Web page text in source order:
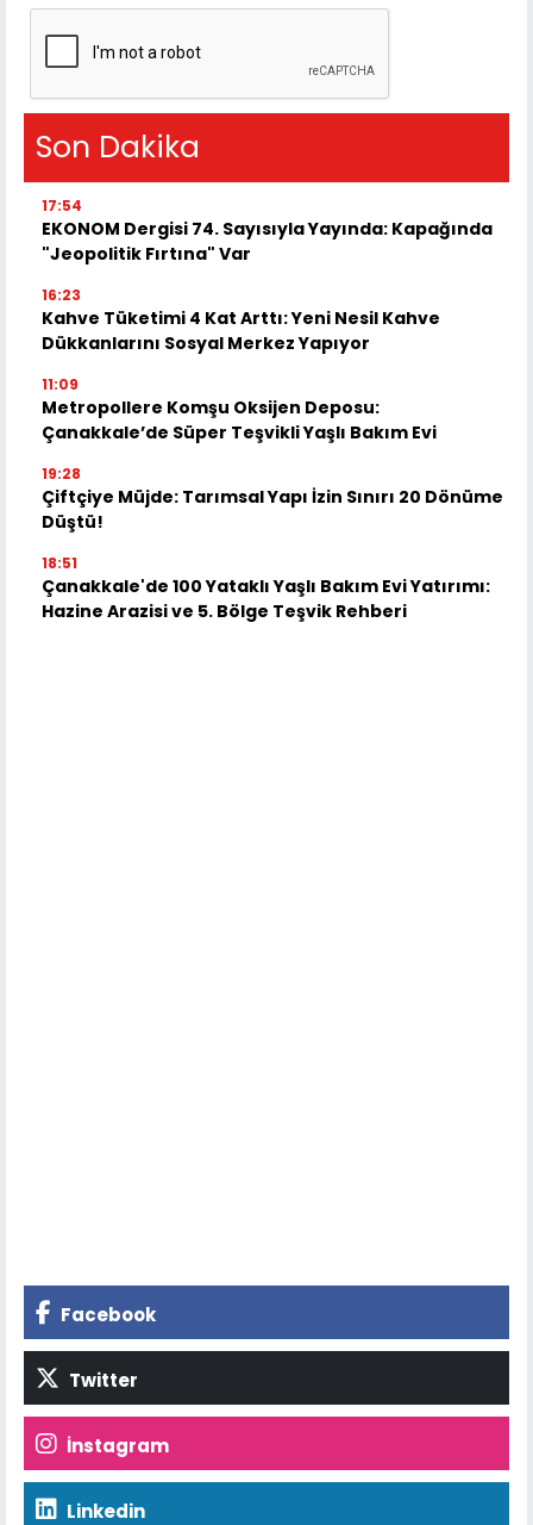
Son Dakika
17:54
EKONOM Dergisi 74. Sayısıyla Yayında: Kapağında
"Jeopolitik Fırtına" Var
16:23
Kahve Tüketimi 4 Kat Arttı: Yeni Nesil Kahve
Dükkanlarını Sosyal Merkez Yapıyor
11:09
Metropollere Komşu Oksijen Deposu:
Çanakkale’de Süper Teşvikli Yaşlı Bakım Evi
19:28
Çiftçiye Müjde: Tarımsal Yapı İzin Sınırı 20 Dönüme
Düştü!
18:51
Çanakkale'de 100 Yataklı Yaşlı Bakım Evi Yatırımı:
Hazine Arazisi ve 5. Bölge Teşvik Rehberi
Facebook
Twitter
İnstagram
Linkedin